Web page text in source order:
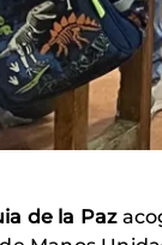
de la Paz